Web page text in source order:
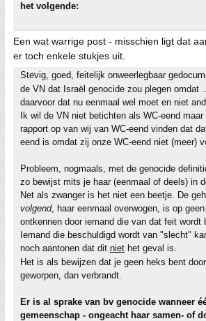
het volgende:
Een wat warrige post - misschien ligt dat
er toch enkele stukjes uit.
Stevig, goed, feitelijk onweerlegbaar
de VN dat Israël genocide zou plegen omdat
daarvoor dat nu eenmaal wel moet en niet
Ik wil de VN niet betichten als WC-eend
rapport op van wij van WC-eend vinden dat
eend is omdat zij onze WC-eend niet (meer)
Probleem, nogmaals, met de genocide
zo bewijst mits je haar (eenmaal of deels) in
Net als zwanger is het niet een beetje. De
volgend, haar eenmaal overwogen, is op
ontkennen door iemand die van dat feit wordt
Iemand die beschuldigd wordt van "slecht"
noch aantonen dat dit niet het geval is.
Het is als bewijzen dat je geen heks bent
geworpen, dan verbrandt.
Er is al sprake van bv genocide wanneer
gemeenschap - ongeacht haar samen- of